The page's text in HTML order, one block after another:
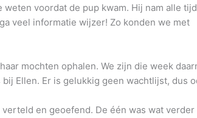
voordat de pup kwam. Hij nam alle
veel informatie wijzer! Zo konden we met
mochten ophalen. We zijn die week
Ellen. Er is gelukkig geen wachtlijst, dus
en geoefend. De één was wat verder